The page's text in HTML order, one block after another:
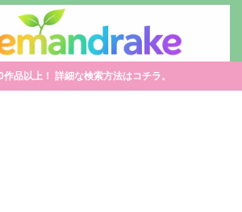
品以上！ 詳細な検索方法はコチラ。